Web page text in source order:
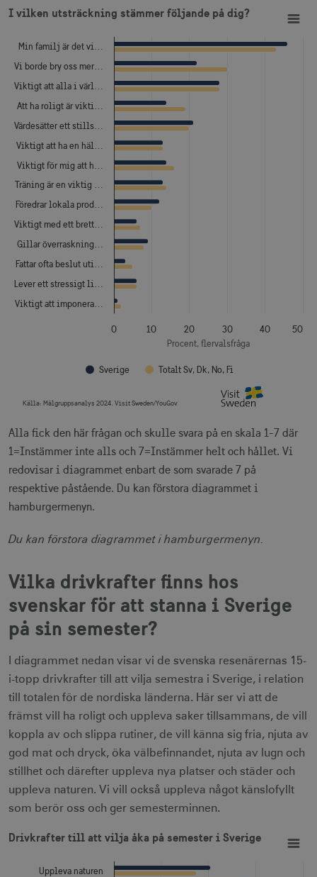
I vilken utsträckning stämmer följande på dig?
Bar chart with 2 data series.
View as data table, I vilken utsträckning stämmer följande på dig?
The chart has 1 Y axis displaying Procent, flervalsfråga.
Procent, flervalsfråga
Sverige Totalt Sv, Dk, No, Fi
Min familj är det vi…
Vi borde bry oss mer…
Viktigt att alla i värl…
Att ha roligt är vikti…
Värdesätter ett stills…
Viktigt att ha en häl…
Viktigt för mig att h…
Träning är en viktig …
Föredrar lokala prod…
Viktigt med ett brett…
Gillar överraskning…
Fattar ofta beslut uti…
Lever ett stressigt li…
Viktigt att imponera…
0 10 20 30 40 50
Källa:Målgruppsanalys 2024. Visit Sweden/YouGov
Alla fick den här frågan och skulle svara på en skala 1-7 där
1=Instämmer inte alls och 7=Instämmer helt och hållet. Vi
redovisar i diagrammet enbart de som svarade 7 på
respektive påstående. Du kan förstora diagrammet i
hamburgermenyn.
Du kan förstora diagrammet i hamburgermenyn.
Vilka drivkrafter finns hos
svenskar för att stanna i Sverige
på sin semester?
I diagrammet nedan visar vi de svenska resenärernas 15-
i-topp drivkrafter till att vilja semestra i Sverige, i relation
till totalen för de nordiska länderna. Här ser vi att de
främst vill ha roligt och uppleva saker tillsammans, de vill
koppla av och slippa rutiner, de vill känna sig fria, njuta av
god mat och dryck, öka välbefinnandet, njuta av lugn och
stillhet och därefter uppleva nya platser och städer och
uppleva naturen. Vi vill också uppleva något känslofyllt
som berör oss och ger semesterminnen.
Drivkrafter till att vilja åka på semester i Sverige
Drivkrafter till att vilja åka på semester i Sverige
Bar chart with 2 data series.
View as data table, Drivkrafter till att vilja åka på semester i Sverige
The chart has 1 Y axis displaying Procent. Data ranges
Uppleva naturen